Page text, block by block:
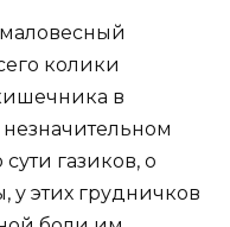
колики
в
газиков, о
у этих грудничков